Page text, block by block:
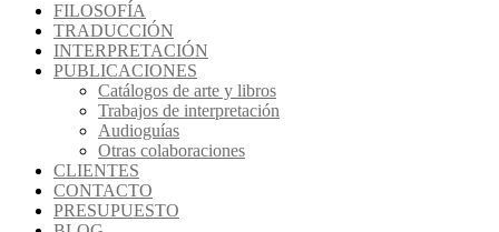
FILOSOFÍA
TRADUCCIÓN
INTERPRETACIÓN
PUBLICACIONES
Catálogos de arte y libros
Trabajos de interpretación
Audioguías
Otras colaboraciones
CLIENTES
CONTACTO
PRESUPUESTO